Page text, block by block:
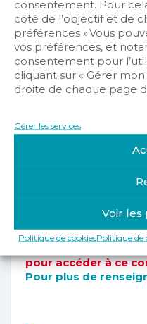
consentement. Pour
côté de l’objectif et de
préférences ».Vous
vos préférences, et
consentement pour
cliquant sur « Gérer
droite de chaque page
Gérer les services
Voir les
Politique de cookiesPolitique
VOUS
PAS
POUR
ACCÈS
pour accéder à ce
Pour plus de